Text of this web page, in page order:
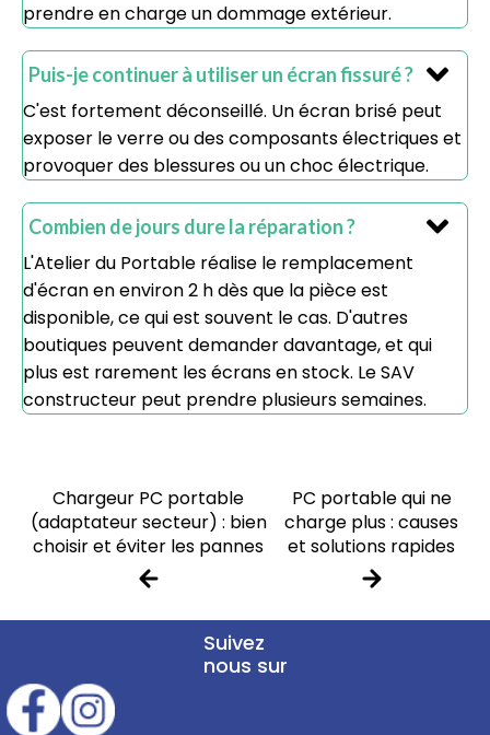
prendre en charge un dommage extérieur.
Puis-je continuer à utiliser un écran fissuré ?
C'est fortement déconseillé. Un écran brisé peut
exposer le verre ou des composants électriques et
provoquer des blessures ou un choc électrique.
Combien de jours dure la réparation ?
L'Atelier du Portable réalise le remplacement
d'écran en environ 2 h dès que la pièce est
disponible, ce qui est souvent le cas. D'autres
boutiques peuvent demander davantage, et qui
plus est rarement les écrans en stock. Le SAV
constructeur peut prendre plusieurs semaines.
Chargeur PC portable
(adaptateur secteur) : bien
choisir et éviter les pannes
PC portable qui ne
charge plus : causes
et solutions rapides
Suivez
nous sur